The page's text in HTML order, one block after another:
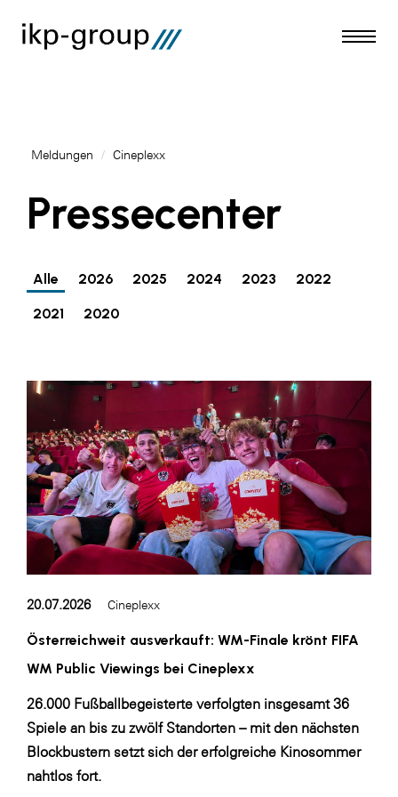
AKTUELLES
ALEX Krems
Amazon Web Services
AustroCel Hallein
Blaguss
Bundesverband Sonnenschutztechnik
Cineplexx
Colmobil Austria
Controller Institut
Darbo
Designer Outlets Parndorf und Salzburg
DOMOFERM
Essity
EY
foodaffairs
Meldungen / Cineplexx
Pressecenter
Alle 2026 2025 2024 2023 2022
2021 2020
20.07.2026 Cineplexx
Österreichweit ausverkauft: WM-Finale krönt FIFA
WM Public Viewings bei Cineplexx
26.000 Fußballbegeisterte verfolgten insgesamt 36
Spiele an bis zu zwölf Standorten – mit den nächsten
Blockbustern setzt sich der erfolgreiche Kinosommer
nahtlos fort.